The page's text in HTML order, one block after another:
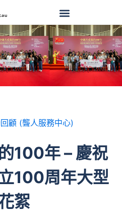
顧 (聾人服務中心)
100年 – 慶祝
100周年大型
絮